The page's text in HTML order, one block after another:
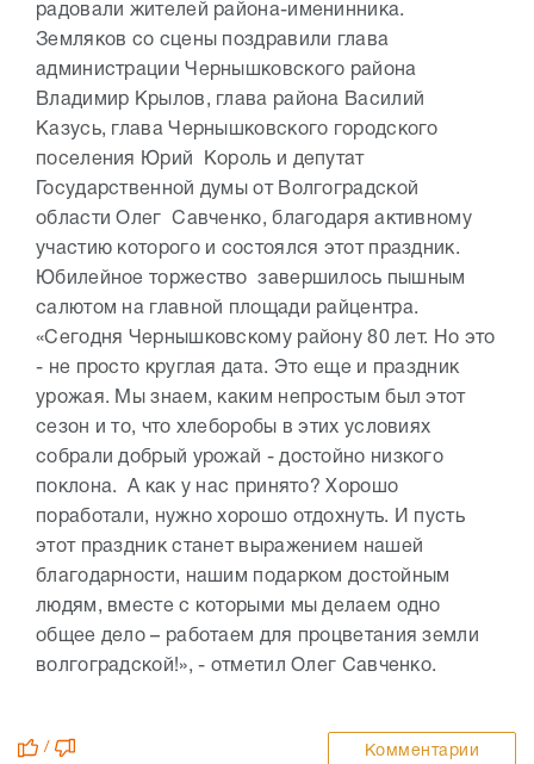
радовали жителей района-именинника.
Земляков со сцены поздравили глава
администрации Чернышковского района
Владимир Крылов, глава района Василий
Казусь, глава Чернышковского городского
поселения Юрий Король и депутат
Государственной думы от Волгоградской
области Олег Савченко, благодаря активному
участию которого и состоялся этот праздник.
Юбилейное торжество завершилось пышным
салютом на главной площади райцентра.
«Сегодня Чернышковскому району 80 лет. Но это
- не просто круглая дата. Это еще и праздник
урожая. Мы знаем, каким непростым был этот
сезон и то, что хлеборобы в этих условиях
собрали добрый урожай - достойно низкого
поклона. А как у нас принято? Хорошо
поработали, нужно хорошо отдохнуть. И пусть
этот праздник станет выражением нашей
благодарности, нашим подарком достойным
людям, вместе с которыми мы делаем одно
общее дело – работаем для процветания земли
волгоградской!», - отметил Олег Савченко.
/ Комментарии